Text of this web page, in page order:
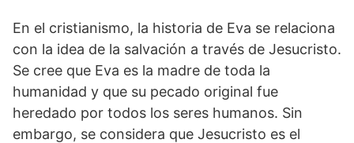
En el cristianismo, la historia de Eva se relaciona
con la idea de la ‌salvación a través de Jesucristo.
Se cree que Eva ⁣es la madre de toda la
humanidad y que su pecado original fue
heredado por todos los seres humanos. Sin
embargo, se considera que Jesucristo es el⁣